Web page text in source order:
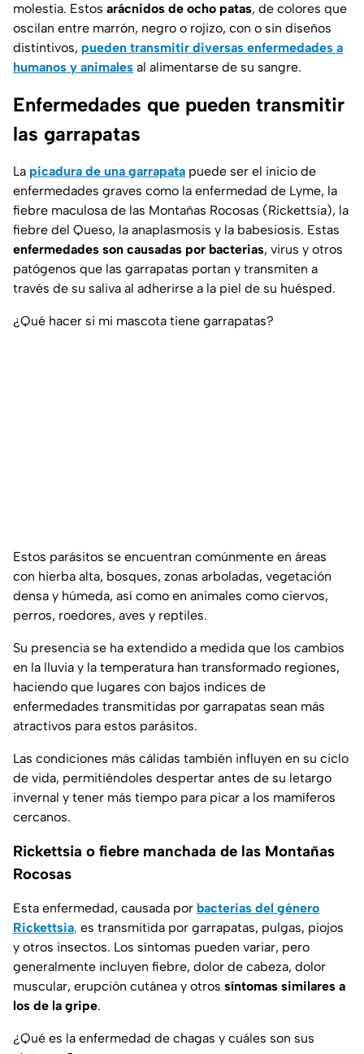
molestia. Estos arácnidos de ocho patas, de colores que
oscilan entre marrón, negro o rojizo, con o sin diseños
distintivos, pueden transmitir diversas enfermedades a
humanos y animales al alimentarse de su sangre.
Enfermedades que pueden transmitir
las garrapatas
La picadura de una garrapata puede ser el inicio de
enfermedades graves como la enfermedad de Lyme, la
fiebre maculosa de las Montañas Rocosas (Rickettsia), la
fiebre del Queso, la anaplasmosis y la babesiosis. Estas
enfermedades son causadas por bacterias, virus y otros
patógenos que las garrapatas portan y transmiten a
través de su saliva al adherirse a la piel de su huésped.
¿Qué hacer si mi mascota tiene garrapatas?
Estos parásitos se encuentran comúnmente en áreas
con hierba alta, bosques, zonas arboladas, vegetación
densa y húmeda, así como en animales como ciervos,
perros, roedores, aves y reptiles.
Su presencia se ha extendido a medida que los cambios
en la lluvia y la temperatura han transformado regiones,
haciendo que lugares con bajos índices de
enfermedades transmitidas por garrapatas sean más
atractivos para estos parásitos.
Las condiciones más cálidas también influyen en su ciclo
de vida, permitiéndoles despertar antes de su letargo
invernal y tener más tiempo para picar a los mamíferos
cercanos.
Rickettsia o fiebre manchada de las Montañas
Rocosas
Esta enfermedad, causada por bacterias del género
Rickettsia, es transmitida por garrapatas, pulgas, piojos
y otros insectos. Los síntomas pueden variar, pero
generalmente incluyen fiebre, dolor de cabeza, dolor
muscular, erupción cutánea y otros síntomas similares a
los de la gripe.
¿Qué es la enfermedad de chagas y cuáles son sus